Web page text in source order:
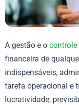
A gestão e o controle
financeira de
indispensáveis,
tarefa operacional e
lucratividade,